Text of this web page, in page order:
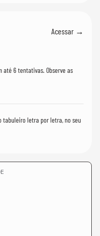
Acessar →
até 6 tentativas. Observe as
tabuleiro letra por letra, no seu